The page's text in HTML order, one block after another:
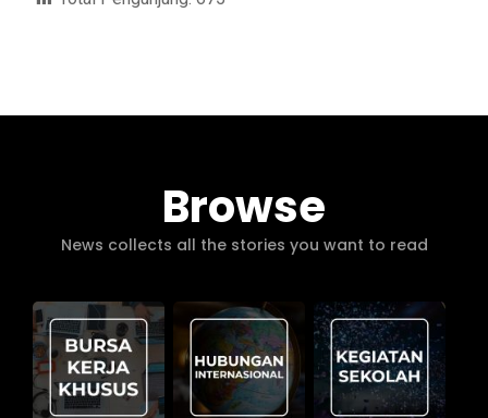
Browse
News collects all the stories you want to read